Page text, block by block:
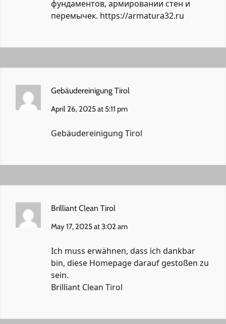
фундаментов, армировании стен и
перемычек. https://armatura32.ru
Gebäudereinigung Tirol
April 26, 2025 at 5:11 pm
Gebäudereinigung Tirol
Brilliant Clean Tirol
May 17, 2025 at 3:02 am
Ich muss erwähnen, dass ich dankbar
bin, diese Homepage darauf gestoßen zu
sein.
Brilliant Clean Tirol